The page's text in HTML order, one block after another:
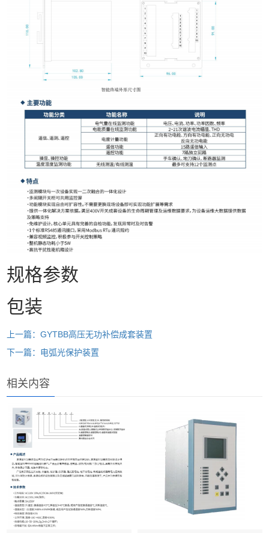
规格参数
包装
上一篇：GYTBB高压无功补偿成套装置
下一篇：电弧光保护装置
相关内容